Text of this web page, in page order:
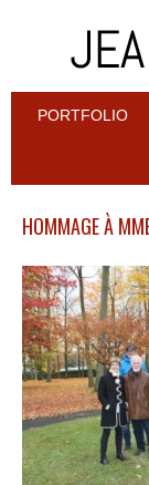
PORTFOLIO
HOMMAGE À